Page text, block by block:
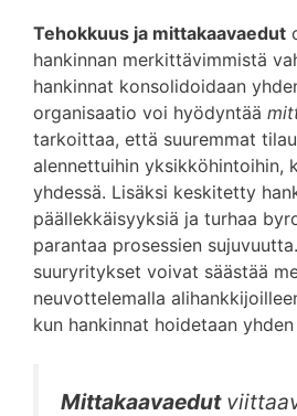
Tehokkuus ja mittakaavaedut
hankinnan merkittävimmistä
hankinnat konsolidoidaan
organisaatio voi hyödyntää
tarkoittaa, että suuremmat
alennettuihin yksikköhintoihin,
yhdessä. Lisäksi keskitetty
päällekkäisyyksiä ja turhaa
parantaa prosessien
suuryritykset voivat säästää
neuvottelemalla
kun hankinnat hoidetaan
Mittakaavaedut